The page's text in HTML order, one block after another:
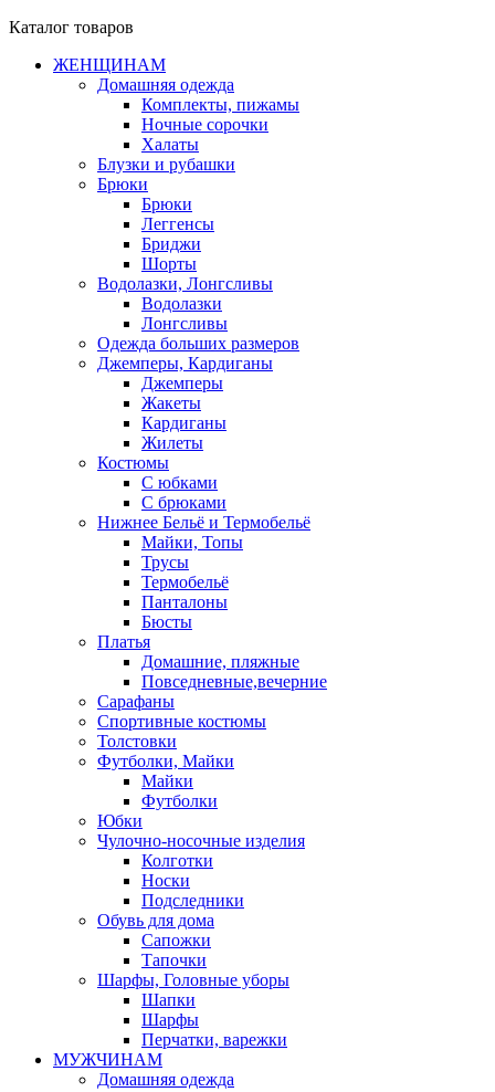
Каталог товаров
ЖЕНЩИНАМ
Домашняя одежда
Комплекты, пижамы
Ночные сорочки
Халаты
Блузки и рубашки
Брюки
Брюки
Леггенсы
Бриджи
Шорты
Водолазки, Лонгсливы
Водолазки
Лонгсливы
Одежда больших размеров
Джемперы, Кардиганы
Джемперы
Жакеты
Кардиганы
Жилеты
Костюмы
С юбками
С брюками
Нижнее Бельё и Термобельё
Майки, Топы
Трусы
Термобельё
Панталоны
Бюсты
Платья
Домашние, пляжные
Повседневные,вечерние
Сарафаны
Спортивные костюмы
Толстовки
Футболки, Майки
Майки
Футболки
Юбки
Чулочно-носочные изделия
Колготки
Носки
Подследники
Обувь для дома
Сапожки
Тапочки
Шарфы, Головные уборы
Шапки
Шарфы
Перчатки, варежки
МУЖЧИНАМ
Домашняя одежда